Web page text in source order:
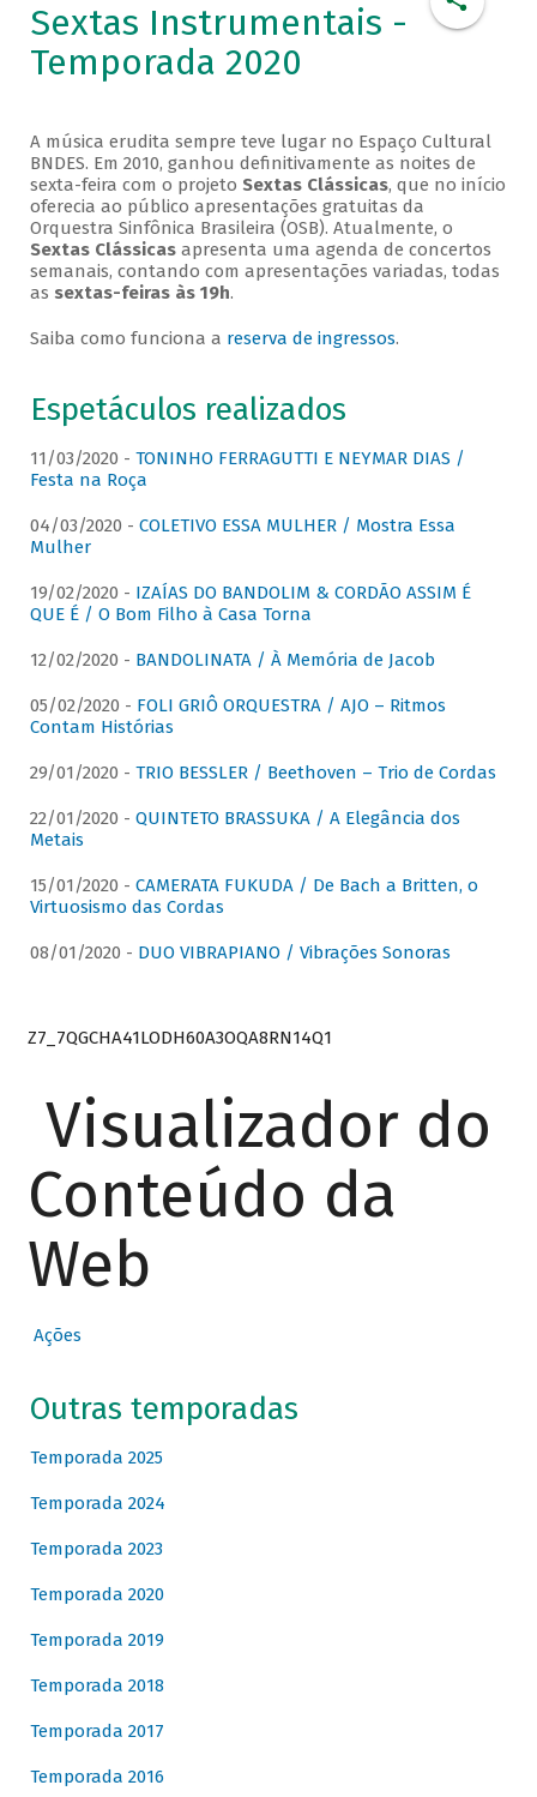
Sextas Instrumentais -
Temporada 2020
A música erudita sempre teve lugar no Espaço Cultural
BNDES. Em 2010, ganhou definitivamente as noites de
sexta-feira com o projeto Sextas Clássicas, que no início
oferecia ao público apresentações gratuitas da
Orquestra Sinfônica Brasileira (OSB). Atualmente, o
Sextas Clássicasapresenta uma agenda de concertos
semanais, contando com apresentações variadas, todas
as sextas-feiras às 19h.
Saiba como funciona a reserva de ingressos.
Espetáculos realizados
11/03/2020 - TONINHO FERRAGUTTI E NEYMAR DIAS /
Festa na Roça
04/03/2020 - COLETIVO ESSA MULHER / Mostra Essa
Mulher
19/02/2020 - IZAÍAS DO BANDOLIM & CORDÃO ASSIM É
QUE É / O Bom Filho à Casa Torna
12/02/2020 - BANDOLINATA / À Memória de Jacob
05/02/2020 - FOLI GRIÔ ORQUESTRA / AJO – Ritmos
Contam Histórias
29/01/2020 - TRIO BESSLER / Beethoven – Trio de Cordas
22/01/2020 - QUINTETO BRASSUKA / A Elegância dos
Metais
15/01/2020 - CAMERATA FUKUDA / De Bach a Britten, o
Virtuosismo das Cordas
08/01/2020 - DUO VIBRAPIANO / Vibrações Sonoras
Z7_7QGCHA41LODH60A3OQA8RN14Q1
Visualizador do
Conteúdo da
Web
Ações
Outras temporadas
Temporada 2025
Temporada 2024
Temporada 2023
Temporada 2020
Temporada 2019
Temporada 2018
Temporada 2017
Temporada 2016